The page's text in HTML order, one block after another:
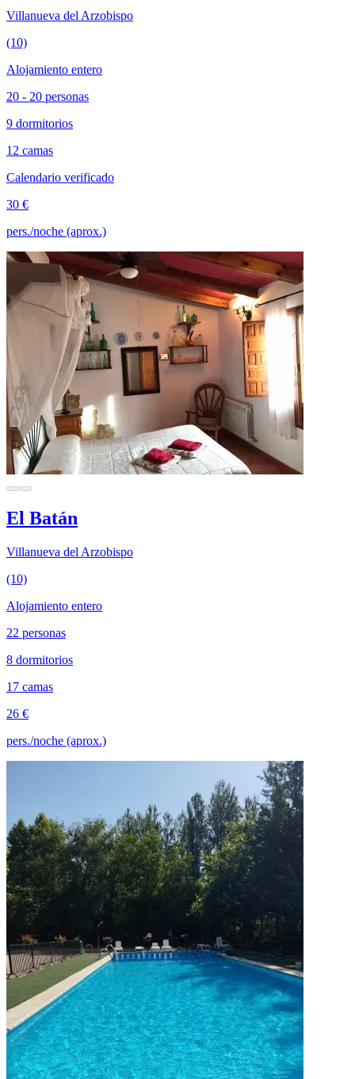
Villanueva del Arzobispo
(10)
Alojamiento entero
20 - 20 personas
9 dormitorios
12 camas
Calendario verificado
30 €
pers./noche (aprox.)
El Batán
Villanueva del Arzobispo
(10)
Alojamiento entero
22 personas
8 dormitorios
17 camas
26 €
pers./noche (aprox.)